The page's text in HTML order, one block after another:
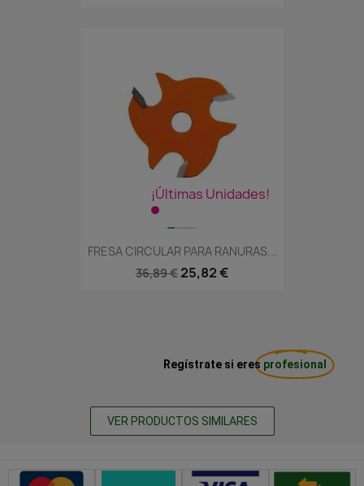
¡Últimas Unidades!
FRESA CIRCULAR PARA RANURAS...
36,89 € 25,82 €
Regístrate si eres profesional
VER PRODUCTOS SIMILARES
Métodos de pago seguros